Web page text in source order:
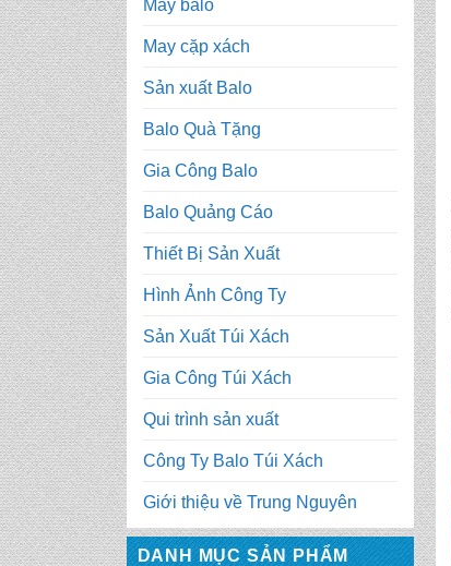
May balo
May cặp xách
Sản xuất Balo
Balo Quà Tặng
Gia Công Balo
Balo Quảng Cáo
Thiết Bị Sản Xuất
Hình Ảnh Công Ty
Sản Xuất Túi Xách
Gia Công Túi Xách
Qui trình sản xuất
Công Ty Balo Túi Xách
Giới thiệu về Trung Nguyên
DANH MỤC SẢN PHẨM